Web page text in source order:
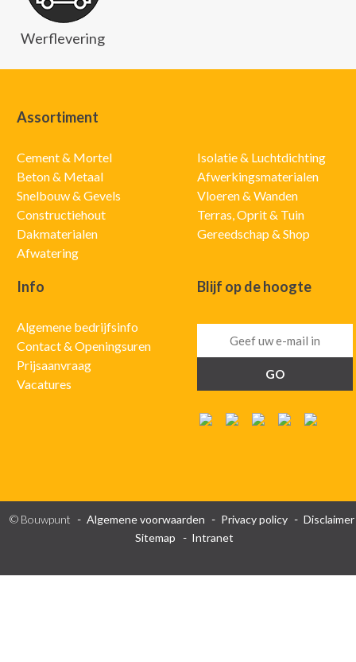
Werflevering
Assortiment
Cement & Mortel
Beton & Metaal
Snelbouw & Gevels
Constructiehout
Dakmaterialen
Afwatering
Isolatie & Luchtdichting
Afwerkingsmaterialen
Vloeren & Wanden
Terras, Oprit & Tuin
Gereedschap & Shop
Info
Algemene bedrijfsinfo
Contact & Openingsuren
Prijsaanvraag
Vacatures
Blijf op de hoogte
© Bouwpunt Algemene voorwaarden Privacy policy
Disclaimer
Sitemap
Intranet